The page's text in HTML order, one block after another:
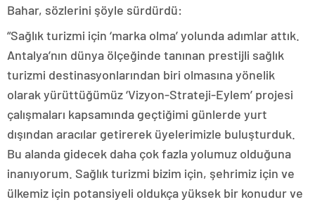
Bahar, sözlerini şöyle sürdürdü:
“Sağlık turizmi için ‘marka olma’ yolunda adımlar attık.
Antalya’nın dünya ölçeğinde tanınan prestijli sağlık
turizmi destinasyonlarından biri olmasına yönelik
olarak yürüttüğümüz ‘Vizyon-Strateji-Eylem’ projesi
çalışmaları kapsamında geçtiğimi günlerde yurt
dışından aracılar getirerek üyelerimizle buluşturduk.
Bu alanda gidecek daha çok fazla yolumuz olduğuna
inanıyorum. Sağlık turizmi bizim için, şehrimiz için ve
ülkemiz için potansiyeli oldukça yüksek bir konudur ve